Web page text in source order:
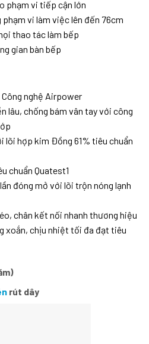
phạm vi tiếp cận lớn
vi làm việc lên đến 76cm
thao tác làm bếp
gian bàn bếp
nghệ Airpower
lâu, chống bám vân tay với công
lõi hợp kim Đồng 61% tiêu chuẩn
chuẩn Quatest1
đóng mở với lõi trộn nóng lạnh
chân kết nối nhanh thương hiệu
xoắn, chịu nhiệt tối đa đạt tiêu
rút dây